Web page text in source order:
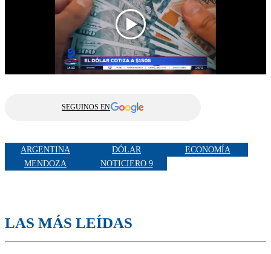
SEGUINOS EN
ARGENTINA DÓLAR
ECONOMÍA
MENDOZA
NOTICIERO 9
LAS MÁS LEÍDAS